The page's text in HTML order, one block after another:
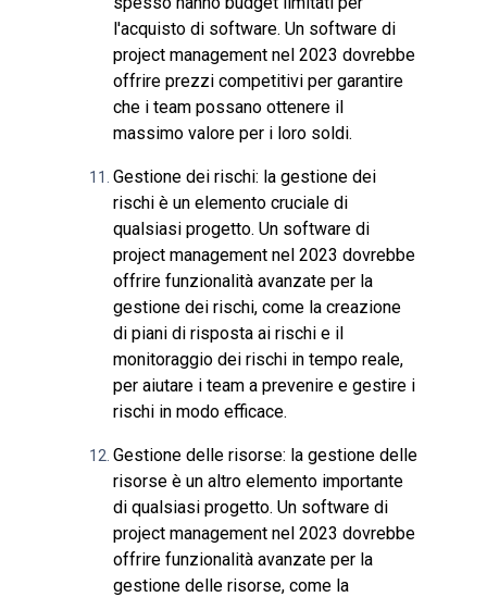
l'acquisto di software. Un software di
project management nel 2023 dovrebbe
offrire prezzi competitivi per garantire
che i team possano ottenere il
massimo valore per i loro soldi.
Gestione dei rischi: la gestione dei
rischi è un elemento cruciale di
qualsiasi progetto. Un software di
project management nel 2023 dovrebbe
offrire funzionalità avanzate per la
gestione dei rischi, come la creazione
di piani di risposta ai rischi e il
monitoraggio dei rischi in tempo reale,
per aiutare i team a prevenire e gestire i
rischi in modo efficace.
Gestione delle risorse: la gestione delle
risorse è un altro elemento importante
di qualsiasi progetto. Un software di
project management nel 2023 dovrebbe
offrire funzionalità avanzate per la
gestione delle risorse, come la